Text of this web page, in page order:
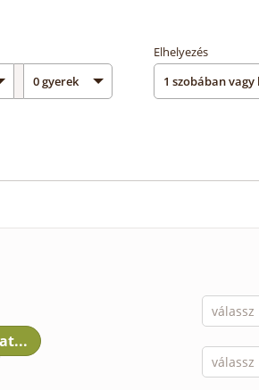
Elhelyezés